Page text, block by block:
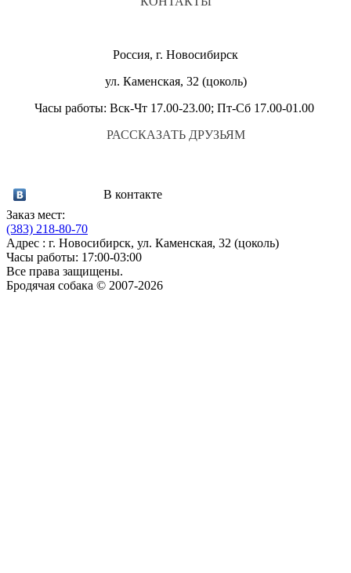
Россия, г. Новосибирск
ул. Каменская, 32 (цоколь)
Часы работы: Вск-Чт 17.00-23.00; Пт-Сб 17.00-01.00
РАССКАЗАТЬ ДРУЗЬЯМ
В контакте
Заказ мест:
(383) 218-80-70
Адрес : г. Новосибирск, ул. Каменская, 32 (цоколь)
Часы работы: 17:00-03:00
Все права защищены.
Бродячая собака © 2007-2026